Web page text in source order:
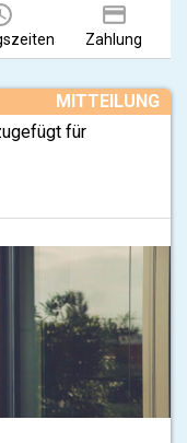
payment
Zahlung
MITTEILUNG
für